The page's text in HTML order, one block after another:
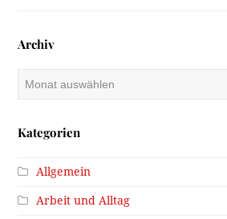
Archiv
Kategorien
Allgemein
Arbeit und Alltag